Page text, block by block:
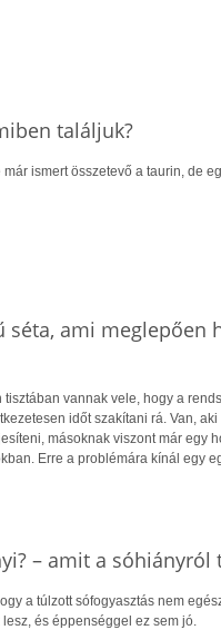
találjuk?
már ismert összetevő a taurin, de
séta, ami
tisztában vannak vele, hogy a
időt szakítani rá. Van,
másoknak viszont már egy
Erre a problémára kínál egy
– amit a
a túlzott sófogyasztás nem
és éppenséggel ez sem jó.